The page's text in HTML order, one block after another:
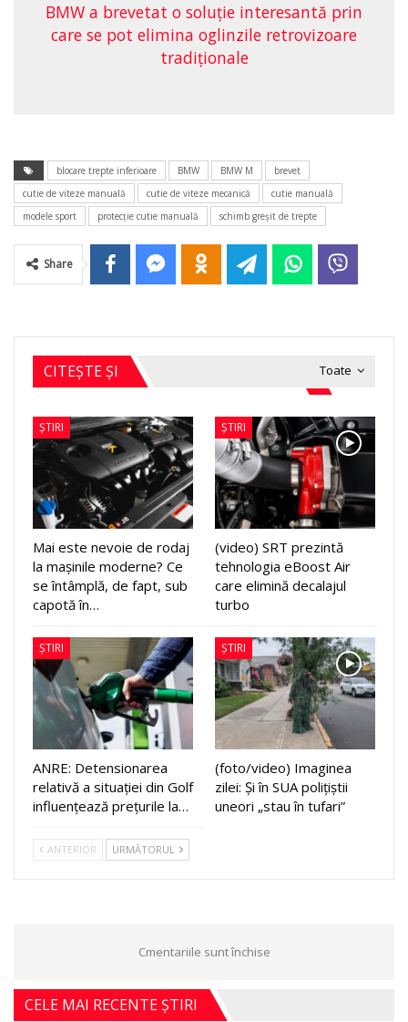
BMW a brevetat o soluţie interesantă prin
care se pot elimina oglinzile retrovizoare
tradiționale
blocare trepte inferioare BMW BMW M
brevet
cutie de viteze manuală
cutie de viteze mecanică
cutie manuală
modele sport
protecţie cutie manuală schimb greşit de trepte
Share
Toate
CITEȘTE ȘI
ȘTIRI
Mai este nevoie de rodaj
la mașinile moderne? Ce
se întâmplă, de fapt, sub
capotă în…
ȘTIRI
(video) SRT prezintă
tehnologia eBoost Air
care elimină decalajul
turbo
ȘTIRI
ANRE: Detensionarea
relativă a situației din Golf
influențează prețurile la…
ȘTIRI
(foto/video) Imaginea
zilei: Și în SUA polițiștii
uneori „stau în tufari”
ANTERIOR URMĂTORUL
Cmentariile sunt închise
CELE MAI RECENTE ȘTIRI